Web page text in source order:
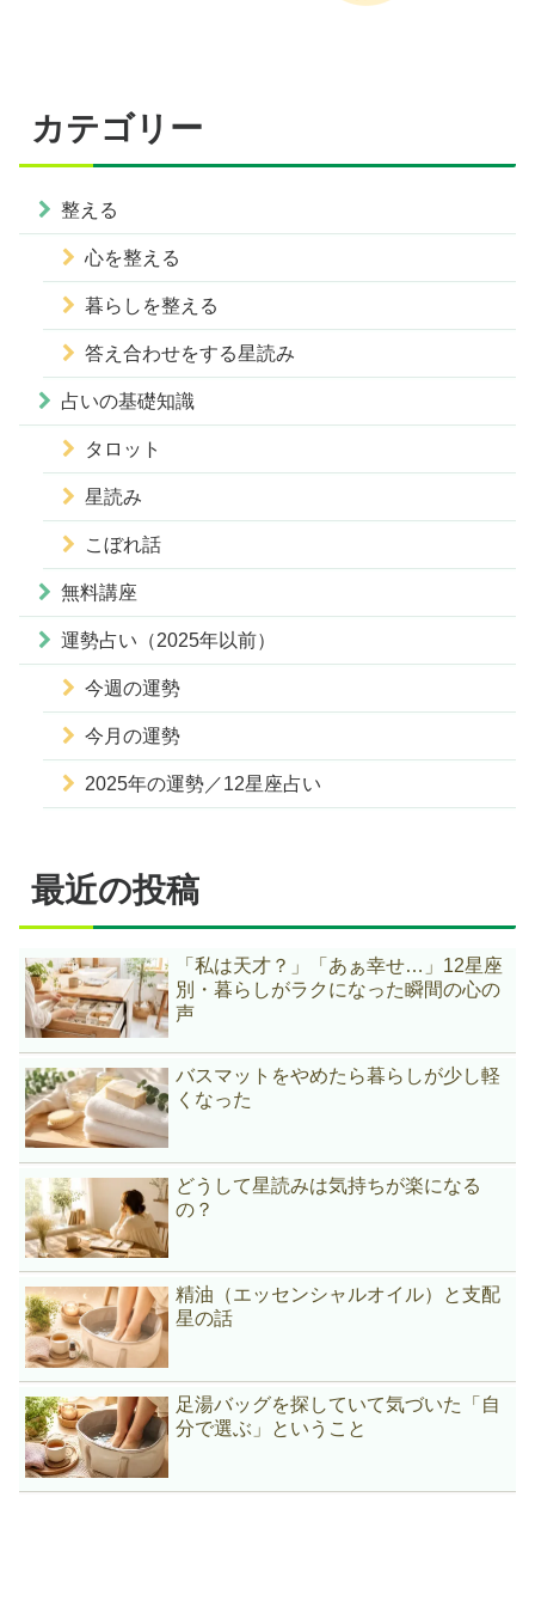
カテゴリー
整える
心を整える
暮らしを整える
答え合わせをする星読み
占いの基礎知識
タロット
星読み
こぼれ話
無料講座
運勢占い（2025年以前）
今週の運勢
今月の運勢
2025年の運勢／12星座占い
最近の投稿
「私は天才？」「あぁ幸せ…」12星座
別・暮らしがラクになった瞬間の心の
声
バスマットをやめたら暮らしが少し軽
くなった
どうして星読みは気持ちが楽になる
の？
精油（エッセンシャルオイル）と支配
星の話
足湯バッグを探していて気づいた「自
分で選ぶ」ということ